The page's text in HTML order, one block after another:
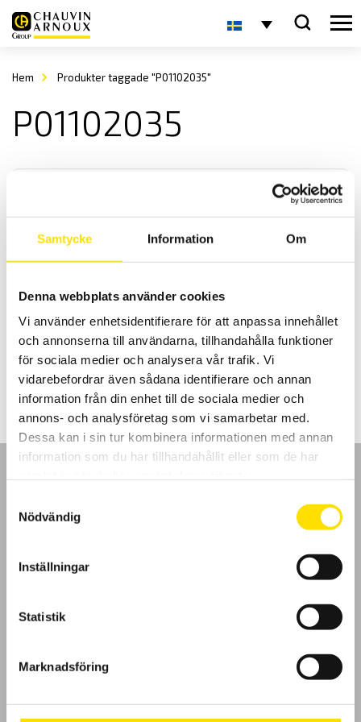
Samtycke Information Om
Denna webbplats använder cookies
Vi använder enhetsidentifierare för att anpassa innehållet
och annonserna till användarna, tillhandahålla funktioner
för sociala medier och analysera vår trafik. Vi
vidarebefordrar även sådana identifierare och annan
information från din enhet till de sociala medier och
annons- och analysföretag som vi samarbetar med.
Dessa kan i sin tur kombinera informationen med annan
information som du har tillhandahållit eller som de har
Nödvändig
Inställningar
Statistik
Marknadsföring
Hem Produkter taggade "P01102035"
P01102035
Batteriladdare till instrument
installationstestare multimetrar och jordtagsbryggor.
610.00kr–7,650.00 krPrisintervall:
610.00 kr
till
7,650.00 kr
LÄS MER